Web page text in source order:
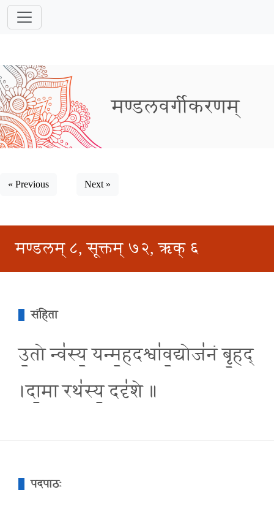
मण्डलवर्गीकरणम्
« Previous Next »
मण्डलम् ८, सूक्तम् ७२, ऋक् ६
संहिता
उ॒तो न्व॑स्य॒ यन्म॒हदश्वा॑व॒द्योज॑नं बृ॒हद्
।दा॒मा रथ॑स्य॒ ददृ॑शे ॥
पदपाठः